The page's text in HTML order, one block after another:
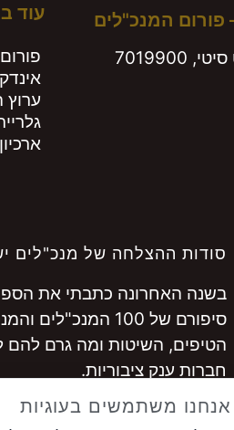
פורום המנכ"לים עוד
ערוץ
ארכיון
סודות ההצלחה של מנכ"לים
בשנה האחרונה כתבתי את
סיפורם של 100 המנכ"לים והמנכ"ליות המובילים בישראל.
הטיפים, השיטות ומה גרם להם
חברות ענק ציבוריות.
אנחנו משתמשים בעוגיות